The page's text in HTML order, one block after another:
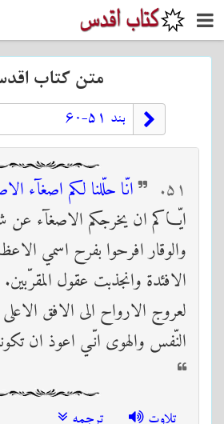
متن كتاب
بند ۵۱-۶٠
۵١
انّا حلّلنا لكم اصغآء
ايّـاكم ان يخرجكم الاصغآء
والوقار افرحوا بفرح اسمي
الافئدة وانجذبت عقول المقرّبين.
لعروج الارواح الى الافق
النّفس والهوى انّـي اعوذ ان
تلاوت ترجمه